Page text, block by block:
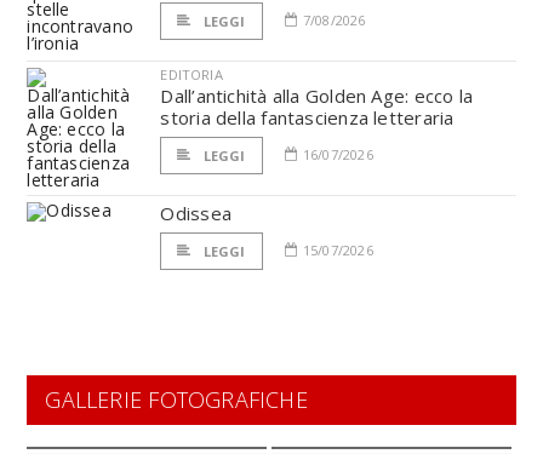
LEGGI 7/08/2026
EDITORIA
Dall’antichità alla Golden Age: ecco la
storia della fantascienza letteraria
LEGGI 16/07/2026
Odissea
LEGGI 15/07/2026
GALLERIE FOTOGRAFICHE